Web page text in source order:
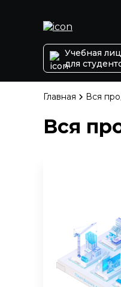
Учебная
для
Главная Вся
Вся